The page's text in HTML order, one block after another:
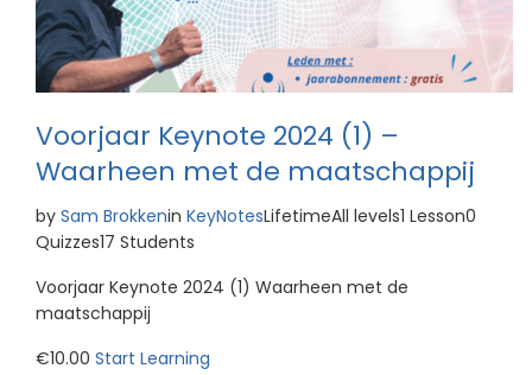
Voorjaar Keynote 2024 (1) –
Waarheen met de maatschappij
by Sam Brokkenin KeyNotesLifetimeAll levels1 Lesson0
Quizzes17 Students
Voorjaar Keynote 2024 (1) Waarheen met de
maatschappij
€10.00 Start Learning